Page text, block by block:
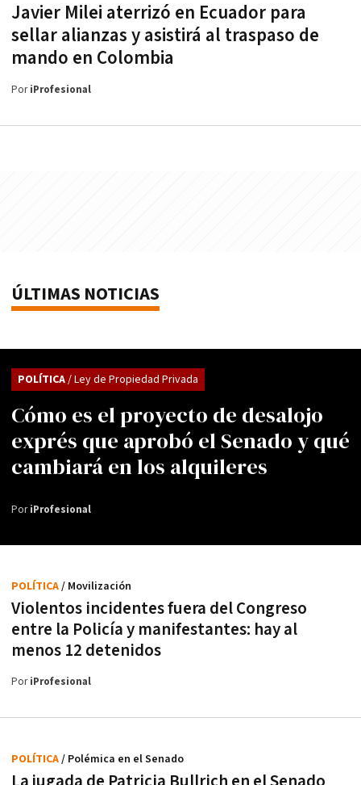
Javier Milei aterrizó en Ecuador para
sellar alianzas y asistirá al traspaso de
mando en Colombia
PoriProfesional
ÚLTIMAS NOTICIAS
Cómo es el proyecto de desalojo
exprés que aprobó el Senado y qué
cambiará en los alquileres
POLÍTICA/ Ley de Propiedad Privada
PoriProfesional
Violentos incidentes fuera del Congreso
entre la Policía y manifestantes: hay al
menos 12 detenidos
POLÍTICA/ Movilización
PoriProfesional
POLÍTICA/ Polémica en el Senado